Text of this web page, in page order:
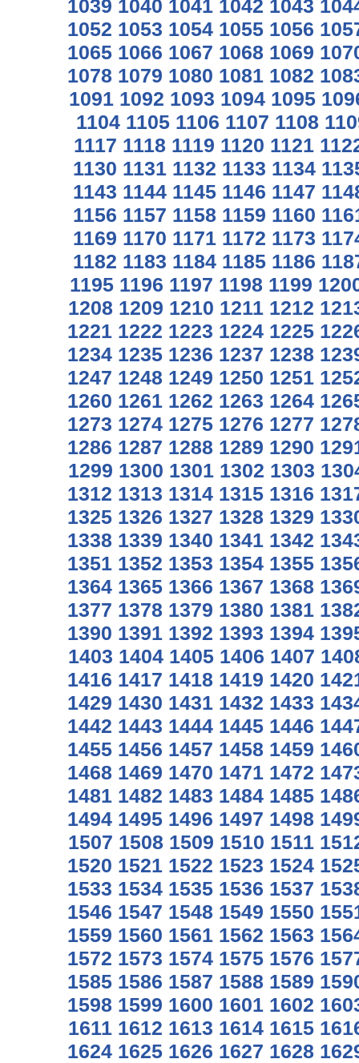
1039 1040 1041 1042 1043
1052 1053 1054 1055 1056
1065 1066 1067 1068 1069
1078 1079 1080 1081 1082
1091 1092 1093 1094 1095
1104 1105 1106 1107 1108
1117 1118 1119 1120 1121
1130 1131 1132 1133 1134
1143 1144 1145 1146 1147
1156 1157 1158 1159 1160
1169 1170 1171 1172 1173
1182 1183 1184 1185 1186
1195 1196 1197 1198 1199
1208 1209 1210 1211 1212
1221 1222 1223 1224 1225
1234 1235 1236 1237 1238
1247 1248 1249 1250 1251
1260 1261 1262 1263 1264
1273 1274 1275 1276 1277
1286 1287 1288 1289 1290
1299 1300 1301 1302 1303
1312 1313 1314 1315 1316
1325 1326 1327 1328 1329
1338 1339 1340 1341 1342
1351 1352 1353 1354 1355
1364 1365 1366 1367 1368
1377 1378 1379 1380 1381
1390 1391 1392 1393 1394
1403 1404 1405 1406 1407
1416 1417 1418 1419 1420
1429 1430 1431 1432 1433
1442 1443 1444 1445 1446
1455 1456 1457 1458 1459
1468 1469 1470 1471 1472
1481 1482 1483 1484 1485
1494 1495 1496 1497 1498
1507 1508 1509 1510 1511
1520 1521 1522 1523 1524
1533 1534 1535 1536 1537
1546 1547 1548 1549 1550
1559 1560 1561 1562 1563
1572 1573 1574 1575 1576
1585 1586 1587 1588 1589
1598 1599 1600 1601 1602
1611 1612 1613 1614 1615
1624 1625 1626 1627 1628